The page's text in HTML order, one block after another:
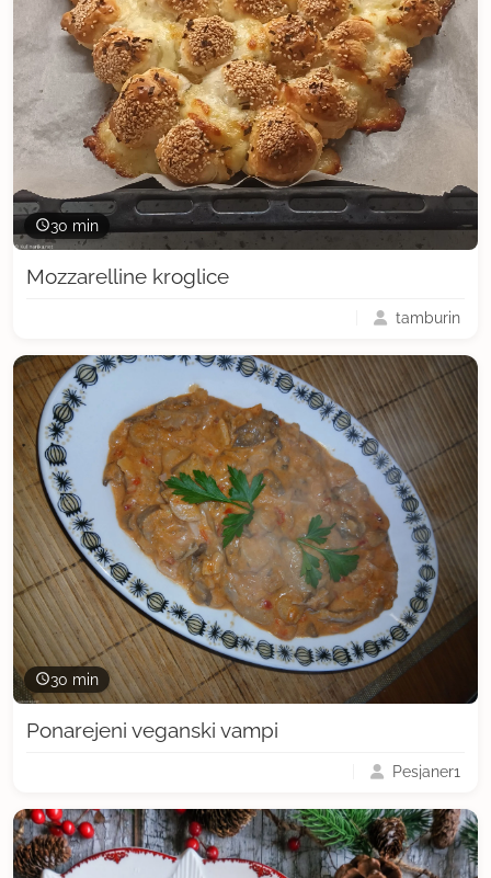
30 min
Mozzarelline kroglice
tamburin
30 min
Ponarejeni veganski vampi
Pesjaner1